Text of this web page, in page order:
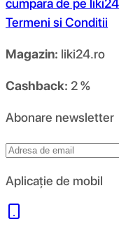
cumpara de pe
Termeni si Conditii
Magazin: liki24.ro
Cashback: 2 %
Abonare newsletter
Aplicație de mobil